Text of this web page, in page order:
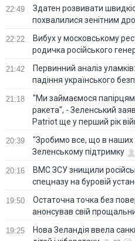
22:49
Здатен розвивати
похвалилися зенітним
22:22
Вибух у московському
родичка російського
21:42
Первинний аналіз
падіння українського
21:18
"Ми займаємося
ракета", - Зеленський
Patriot ще у перший рік
20:39
"Зробимо все, що в наших
Зеленському підтримку
20:16
ВМС ЗСУ знищили
спецназу на буровій
19:50
Остаточна точка без
анонсував свій
19:25
Нова Зеландія ввела